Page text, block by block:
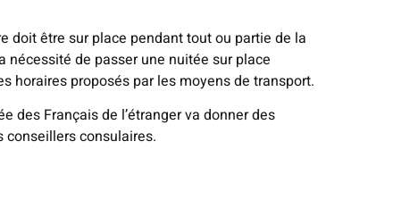
doit être sur place pendant tout ou partie de la
de passer une nuitée sur place
horaires proposés par les moyens de transport.
des Français de l’étranger va donner des
conseillers consulaires.